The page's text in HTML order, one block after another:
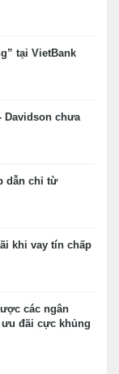
tại VietBank
Davidson chưa
dẫn chỉ từ
khi vay tín chấp
các ngân
đãi cực khủng